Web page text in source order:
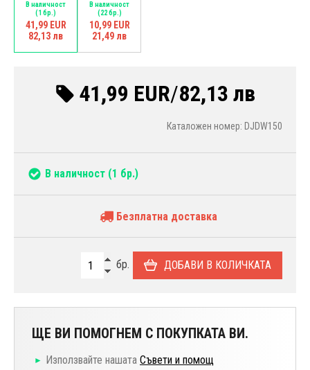
В наличност
(1 бр.)
41,99 EUR
82,13 лв
В наличност
(22 бр.)
10,99 EUR
21,49 лв
41,99 EUR/82,13 лв
Каталожен номер: DJDW150
В наличност (1 бр.)
Безплатна доставка
бр. ДОБАВИ В КОЛИЧКАТА
ЩЕ ВИ ПОМОГНЕМ С ПОКУПКАТА ВИ.
Използвайте нашата Съвети и помощ